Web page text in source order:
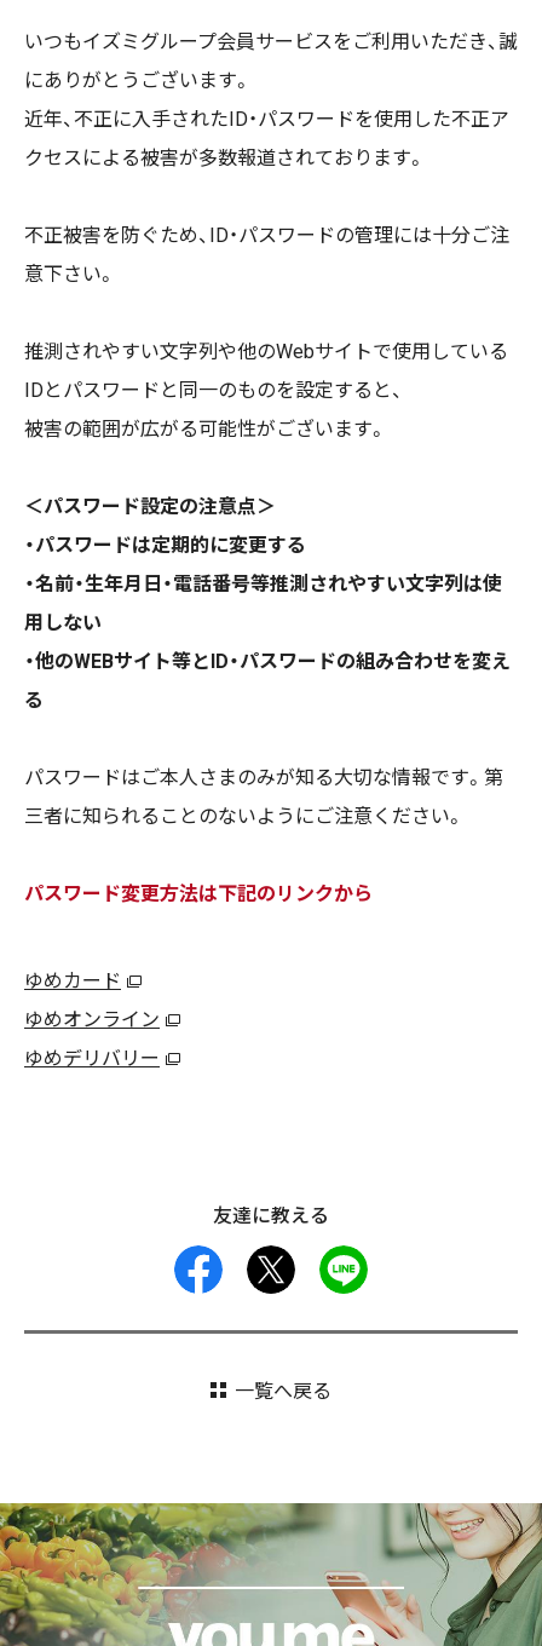
いつもイズミグループ会員サービスをご利用いただき、誠
にありがとうございます。
近年、不正に入手されたID・パスワードを使用した不正ア
クセスによる被害が多数報道されております。
不正被害を防ぐため、ID・パスワードの管理には十分ご注
意下さい。
推測されやすい文字列や他のWebサイトで使用している
IDとパスワードと同一のものを設定すると、
被害の範囲が広がる可能性がございます。
＜パスワード設定の注意点＞
・パスワードは定期的に変更する
・名前・生年月日・電話番号等推測されやすい文字列は使
用しない
・他のWEBサイト等とID・パスワードの組み合わせを変え
る
パスワードはご本人さまのみが知る大切な情報です。第
三者に知られることのないようにご注意ください。
パスワード変更方法は下記のリンクから
ゆめカード
ゆめオンライン
ゆめデリバリー
友達に教える
facebook
一覧へ戻る